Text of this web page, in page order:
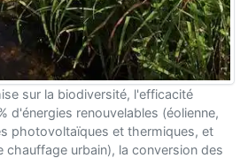
sur la biodiversité, l'efficacité
d'énergies renouvelables (éolienne,
photovoltaïques et thermiques, et
chauffage urbain), la conversion des